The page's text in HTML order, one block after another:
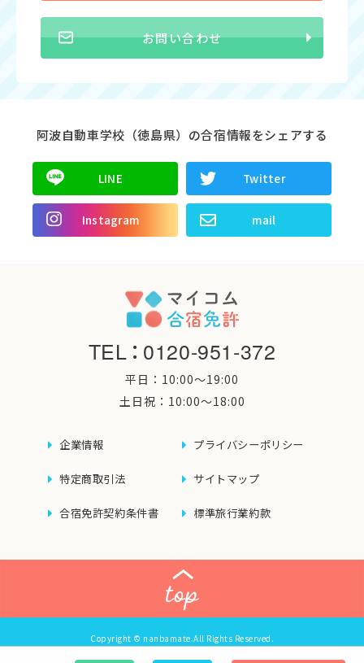
お問い合わせ
阿波自動車学校（徳島県）の合宿情報をシェアする
LINE Twitter
Instagram mail
TEL：0120-951-372
平日：10:00〜19:00
土日祝：10:00〜18:00
企業情報 プライバシーポリシー
特定商取引法 サイトマップ
合宿免許契約条件書 標準旅行業約款
Copyright © nanbamate.All Rights Reserved.